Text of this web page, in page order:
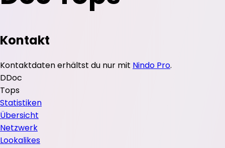
Kontakt
Kontaktdaten erhältst du nur mit Nindo Pro.
DDoc
Tops
Statistiken
Übersicht
Netzwerk
Lookalikes